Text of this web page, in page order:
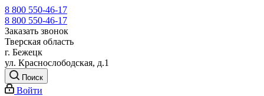
8 800 550-46-17
8 800 550-46-17
Заказать звонок
Тверская область
г. Бежецк
ул. Краснослободская, д.1
Поиск
Войти